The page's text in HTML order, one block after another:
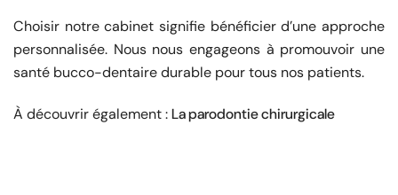
Choisir notre cabinet signifie bénéficier d’une approche
personnalisée. Nous nous engageons à promouvoir une
santé bucco-dentaire durable pour tous nos patients.
À découvrir également : La parodontie chirurgicale